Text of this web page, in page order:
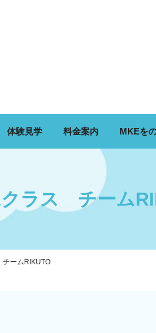
体験見学 料金案内 MKEを
ラス チーム
ームRIKUTO